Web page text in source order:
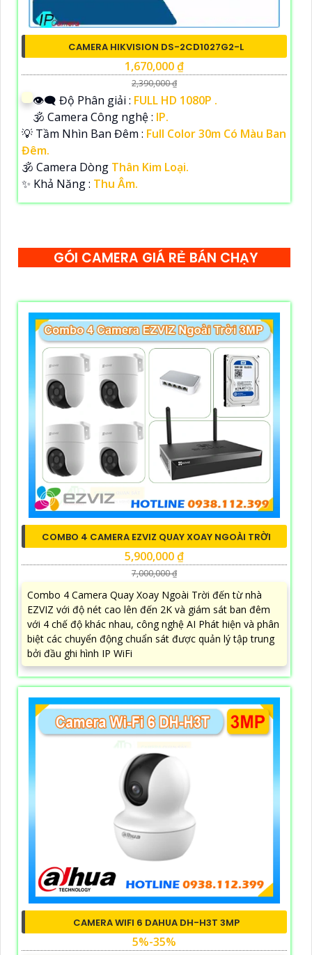
CAMERA HIKVISION DS-2CD1027G2-L
1,670,000 ₫
2,390,000 ₫
👁️‍🗨 Độ Phân giải : FULL HD 1080P .
🕉️ Camera Công nghệ : IP.
💡 Tầm Nhìn Ban Đêm : Full Color 30m Có Màu Ban
Đêm.
🕉️ Camera Dòng Thân Kim Loại.
️✨ Khả Năng : Thu Âm.
GÓI CAMERA GIÁ RẺ BÁN CHẠY
COMBO 4 CAMERA EZVIZ QUAY XOAY NGOÀI TRỜI
5,900,000 ₫
7,000,000 ₫
Combo 4 Camera Quay Xoay Ngoài Trời đến từ nhà
EZVIZ với độ nét cao lên đến 2K và giám sát ban đêm
với 4 chế độ khác nhau, công nghệ AI Phát hiện và phân
biệt các chuyển động chuẩn sát được quản lý tập trung
bởi đầu ghi hình IP WiFi
CAMERA WIFI 6 DAHUA DH-H3T 3MP
5%-35%